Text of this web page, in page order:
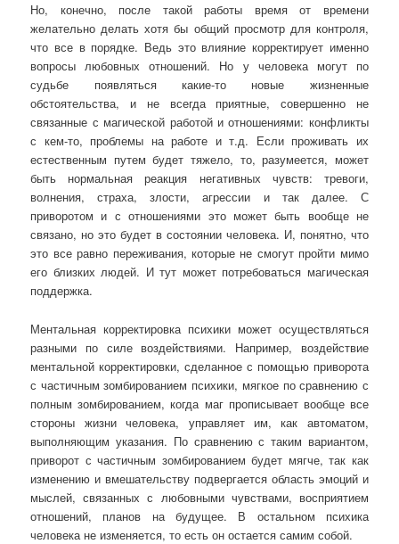
Но, конечно, после такой работы время от времени
желательно делать хотя бы общий просмотр для контроля,
что все в порядке. Ведь это влияние корректирует именно
вопросы любовных отношений. Но у человека могут по
судьбе появляться какие-то новые жизненные
обстоятельства, и не всегда приятные, совершенно не
связанные с магической работой и отношениями: конфликты
с кем-то, проблемы на работе и т.д. Если проживать их
естественным путем будет тяжело, то, разумеется, может
быть нормальная реакция негативных чувств: тревоги,
волнения, страха, злости, агрессии и так далее. С
приворотом и с отношениями это может быть вообще не
связано, но это будет в состоянии человека. И, понятно, что
это все равно переживания, которые не смогут пройти мимо
его близких людей. И тут может потребоваться магическая
поддержка.
Ментальная корректировка психики может осуществляться
разными по силе воздействиями. Например, воздействие
ментальной корректировки, сделанное с помощью приворота
с частичным зомбированием психики, мягкое по сравнению с
полным зомбированием, когда маг прописывает вообще все
стороны жизни человека, управляет им, как автоматом,
выполняющим указания. По сравнению с таким вариантом,
приворот с частичным зомбированием будет мягче, так как
изменению и вмешательству подвергается область эмоций и
мыслей, связанных с любовными чувствами, восприятием
отношений, планов на будущее. В остальном психика
человека не изменяется, то есть он остается самим собой.